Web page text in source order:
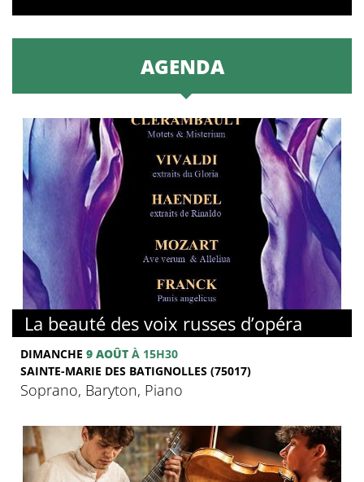
AGENDA
La beauté des voix russes d’opéra
DIMANCHE 9 AOÛT À 15H30
SAINTE-MARIE DES BATIGNOLLES (75017)
Soprano, Baryton, Piano